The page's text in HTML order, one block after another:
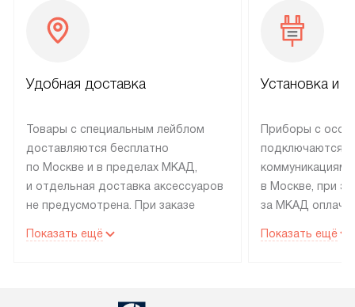
Удобная доставка
Товары с специальным лейблом
доставляются бесплатно
по Москве и в пределах МКАД,
и отдельная доставка аксессуаров
не предусмотрена. При заказе
рекомендуем обсудить
со статусом «В наличии» могут
Показать ещё
Установка и
Приборы с
подключаются к
коммуникациям
в Москве, при
за МКАД
партнера
Показать ещё